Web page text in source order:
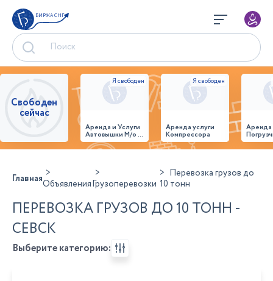
БИРЖА СНГ
Свободен
сейчас
Аренда и Услуги
Автовышки М/о г.
Домодедово
26,28,32 место
Аренда услуги
Компрессора
ГлавнаяОбъявленияГрузоперевозки
Перевозка грузов до
10 тонн
ПЕРЕВОЗКА ГРУЗОВ ДО 10 ТОНН -
СЕВСК
Выберите категорию: